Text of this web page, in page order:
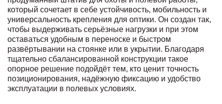
который сочетает в себе устойчивость, мобильность и
универсальность крепления для оптики. Он создан так,
чтобы выдерживать серьёзные нагрузки и при этом
оставаться удобным в переноске и быстром
развёртывании на стоянке или в укрытии. Благодаря
тщательно сбалансированной конструкции такое
опорное решение подойдёт тем, кто ценит точность
позиционирования, надёжную фиксацию и удобство
эксплуатации в полевых условиях.